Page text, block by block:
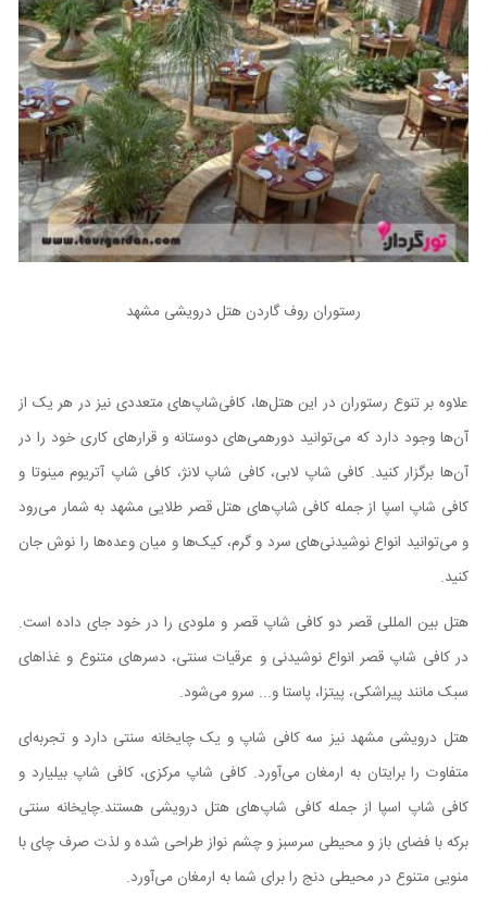
رستوران روف گاردن هتل درویشی مشهد
علاوه بر تنوع رستوران در این هتل‌ها، کافی‌شاپ‌های متعددی نیز در هر یک از
آن‌ها وجود دارد که می‌توانید دورهمی‌های دوستانه و قرارهای کاری خود را در
آن‌ها برگزار کنید. کافی شاپ لابی، کافی شاپ لانژ، کافی شاپ آتریوم مینوتا و
کافی شاپ اسپا از جمله کافی شاپ‌های هتل قصر طلایی مشهد به شمار می‌رود
و می‌توانید انواع نوشیدنی‌های سرد و گرم، کیک‌ها و میان وعده‌ها را نوش جان
کنید.
هتل بین المللی قصر دو کافی شاپ قصر و ملودی را در خود جای داده است.
در کافی شاپ قصر انواع نوشیدنی و عرقیات سنتی، دسرهای متنوع و غذاهای
سبک مانند پیراشکی، پیتزا، پاستا و... سرو می‌شود.
هتل درویشی مشهد نیز سه کافی شاپ و یک چایخانه سنتی دارد و تجربه‌ای
متفاوت را برایتان به ارمغان می‌آورد. کافی شاپ مرکزی، کافی شاپ بیلیارد و
کافی شاپ اسپا از جمله کافی شاپ‌های هتل درویشی هستند.چایخانه سنتی
برکه با فضای باز و محیطی سرسبز و چشم نواز طراحی شده و لذت صرف چای با
منویی متنوع در محیطی دنج را برای شما به ارمغان می‌آورد.